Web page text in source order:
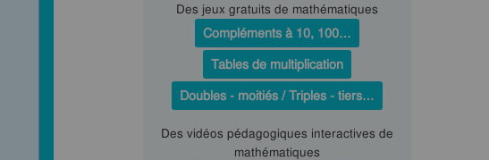
Des jeux gratuits de mathématiques
Compléments à 10, 100…
Tables de multiplication
Doubles - moitiés / Triples - tiers…
Des vidéos pédagogiques interactives de
mathématiques